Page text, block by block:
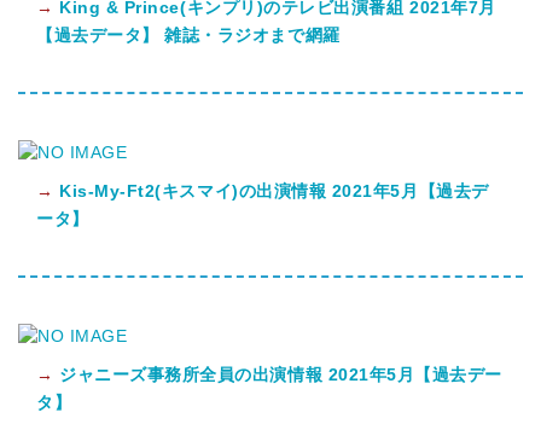
→ King & Prince(キンプリ)のテレビ出演番組 2021年7月
【過去データ】 雑誌・ラジオまで網羅
→ Kis-My-Ft2(キスマイ)の出演情報 2021年5月【過去デ
ータ】
→ ジャニーズ事務所全員の出演情報 2021年5月【過去デー
タ】